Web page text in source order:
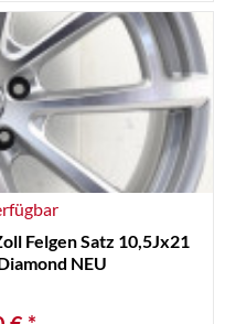
Felgen Satz 10,5Jx21
NEU